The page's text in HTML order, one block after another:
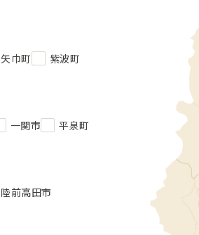
矢巾町 紫波町
一関市 平泉町
陸前高田市